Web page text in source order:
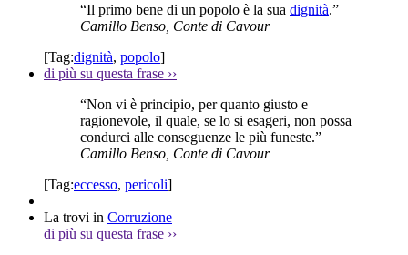
“Il primo bene di un popolo è la sua dignità.”
Camillo Benso, Conte di Cavour
[Tag:dignità, popolo]
di più su questa frase ››
“Non vi è principio, per quanto giusto e
ragionevole, il quale, se lo si esageri, non possa
condurci alle conseguenze le più funeste.”
Camillo Benso, Conte di Cavour
[Tag:eccesso, pericoli]
La trovi in Corruzione
di più su questa frase ››